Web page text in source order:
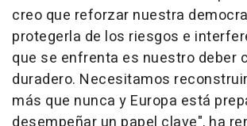
creo que reforzar nuestra
protegerla de los riesgos e
que se enfrenta es nuestro deber
duradero. Necesitamos
más que nunca y Europa está